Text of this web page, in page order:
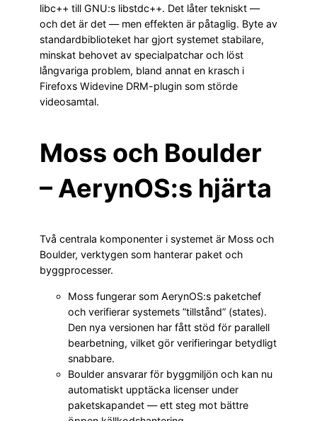
libc++ till GNU:s libstdc++. Det låter tekniskt —
och det är det — men effekten är påtaglig. Byte av
standardbiblioteket har gjort systemet stabilare,
minskat behovet av specialpatchar och löst
långvariga problem, bland annat en krasch i
Firefoxs Widevine DRM-plugin som störde
videosamtal.
Moss och Boulder
– AerynOS:s hjärta
Två centrala komponenter i systemet är Moss och
Boulder, verktygen som hanterar paket och
byggprocesser.
Moss fungerar som AerynOS:s paketchef
och verifierar systemets ”tillstånd” (states).
Den nya versionen har fått stöd för parallell
bearbetning, vilket gör verifieringar betydligt
snabbare.
Boulder ansvarar för byggmiljön och kan nu
automatiskt upptäcka licenser under
paketskapandet — ett steg mot bättre